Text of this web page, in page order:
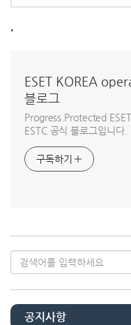
ESET KOREA
블로그
Progress.Protected
ESTC 공식 블로그입니다.
구독하기
공지사항